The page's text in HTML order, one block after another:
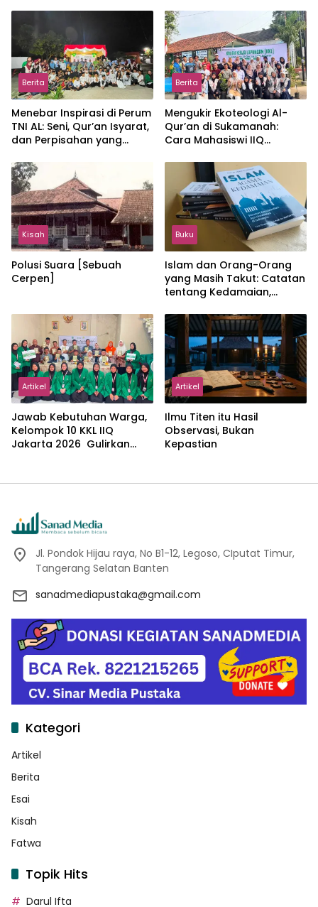
Berita
Menebar Inspirasi di Perum
TNI AL: Seni, Qur’an Isyarat,
dan Perpisahan yang
Berita
Mengukir Ekoteologi Al-
Qur’an di Sukamanah:
Cara Mahasiswi IIQ
Jonggol
Kisah
Polusi Suara [Sebuah
Cerpen]
Buku
Islam dan Orang-Orang
yang Masih Takut: Catatan
tentang Kedamaian,
dalam Pemikiran Masykuri
Abdillah
Artikel
Jawab Kebutuhan Warga,
Kelompok 10 KKL IIQ
Jakarta 2026 Gulirkan
Artikel
Ilmu Titen itu Hasil
Observasi, Bukan
Kepastian
Jl. Pondok Hijau raya, No B1-12, Legoso, CIputat Timur,
Tangerang Selatan Banten
sanadmediapustaka@gmail.com
Kategori
Artikel
Berita
Esai
Kisah
Fatwa
Topik Hits
Darul Ifta